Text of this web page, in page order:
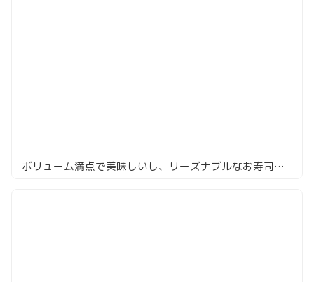
ボリューム満点で美味しいし、リーズナブルなお寿司「赤坂 鮨葵」